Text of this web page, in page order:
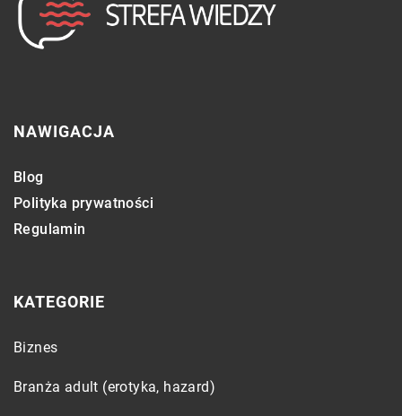
NAWIGACJA
Blog
Polityka prywatności
Regulamin
KATEGORIE
Biznes
Branża adult (erotyka, hazard)